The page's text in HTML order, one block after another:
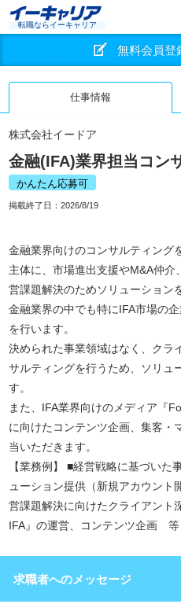
転職ならイーキャリア
無料会員登
仕事情報
株式会社イードア
金融(IFA)業界担当コン
かんたん応募可
掲載終了日： 2026/8/19
金融業界向けのコンサルティング
主体に、市場進出支援やM&A仲
営課題解決のためソリューション
金融業界の中でも特にIFA市場の
を行います。
決められた事業領域はなく、クラ
サルティングを行うため、ソリュ
す。
また、IFA業界向けのメディア『
に向けたコンテンツ企画、集客・
当いただきます。
【業務例】 ■経営戦略に基づいた
ューション提供（新規アカウント
営課題解決に向けたクライアント
IFA』の運営、コンテンツ企画 等
求職者へのメッセージ